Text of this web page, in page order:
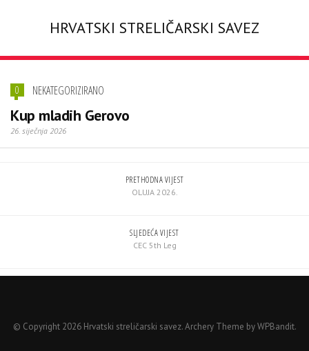
HRVATSKI STRELIČARSKI SAVEZ
0 NEKATEGORIZIRANO
Kup mladih Gerovo
26. siječnja 2026
PRETHODNA VIJEST
OLUJA 2026.
SLJEDEĆA VIJEST
CEC 5th Leg
© Copyright 2026 Hrvatski streličarski savez.Archery Theme byWPBandit.